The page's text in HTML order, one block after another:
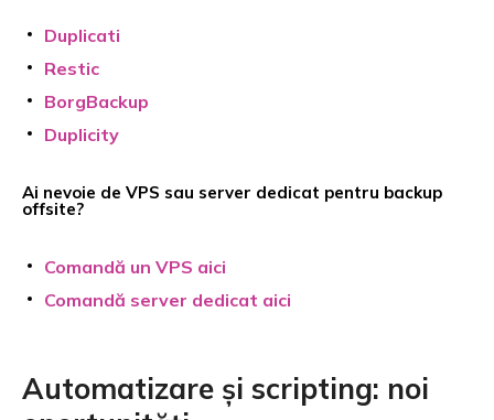
Duplicati
Restic
BorgBackup
Duplicity
Ai nevoie de VPS sau server dedicat pentru backup
offsite?
Comandă un VPS aici
Comandă server dedicat aici
Automatizare și scripting: noi